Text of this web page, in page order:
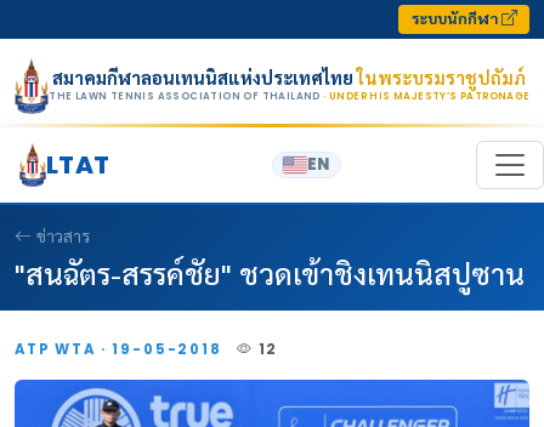
ระบบนักกีฬา
สมาคมกีฬาลอนเทนนิสแห่งประเทศไทยในพระบรมราชูปถัมภ์
THE LAWN TENNIS ASSOCIATION OF THAILAND · UNDER HIS MAJESTY’S PATRONAGE
LTAT EN
ข่าวสาร
"สนฉัตร-สรรค์ชัย" ชวดเข้าชิงเทนนิสปูซาน
ATP WTA · 19-05-2018 12